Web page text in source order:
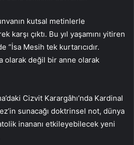
kutsal metinlerle
karşı çıktı. Bu yıl yaşamını yitiren
“İsa Mesih tek kurtarıcıdır.
olarak değil bir anne olarak
Cizvit Karargâhı’nda Kardinal
sunacağı doktrinsel not, dünya
inananı etkileyebilecek yeni